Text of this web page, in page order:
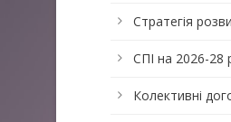
Стратегія
СПІ на 2026-28
Колективні